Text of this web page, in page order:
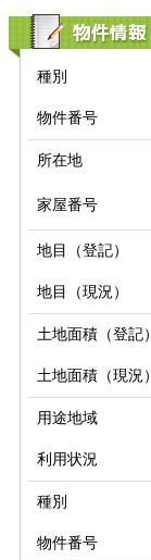
物件情報
種別
物件番号
所在地
家屋番号
地目（登記）
地目（現況）
土地面積（登記）
土地面積（現況）
用途地域
利用状況
種別
物件番号